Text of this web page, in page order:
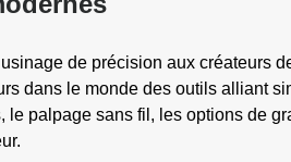
de précision aux créateurs
dans le monde des outils alliant
palpage sans fil, les options de